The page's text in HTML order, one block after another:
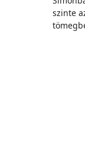
szinte